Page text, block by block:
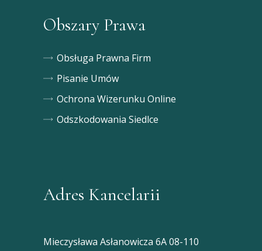
Obszary Prawa
Obsługa Prawna Firm
Pisanie Umów
Ochrona Wizerunku Online
Odszkodowania Siedlce
Adres Kancelarii
Mieczysława Asłanowicza 6A 08-110